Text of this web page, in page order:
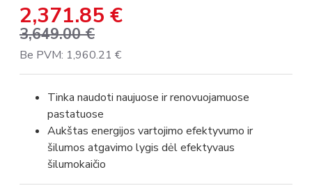
2,371.85 €
3,649.00 €
Be PVM: 1,960.21 €
Tinka naudoti naujuose ir renovuojamuose
pastatuose
Aukštas energijos vartojimo efektyvumo ir
šilumos atgavimo lygis dėl efektyvaus
šilumokaičio